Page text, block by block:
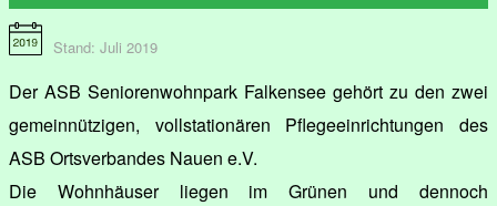
Stand: Juli 2019
Der ASB Seniorenwohnpark Falkensee gehört zu den zwei
gemeinnützigen, vollstationären Pflegeeinrichtungen des
ASB Ortsverbandes Nauen e.V.
Die Wohnhäuser liegen im Grünen und dennoch